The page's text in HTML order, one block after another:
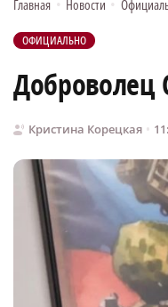
Главная • Новости •
ОФИЦИАЛЬНО
Кристина Корецкая